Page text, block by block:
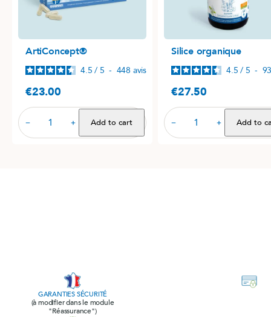
ArtiConcept®
4.5 / 5 - 448 avis
Price
€23.00
− + Add to cart
Silice organique
4.5 / 5 -
Price
€27.50
− + Add to
GARANTIES SÉCURITÉ
(à modifier dans le module
"Réassurance")